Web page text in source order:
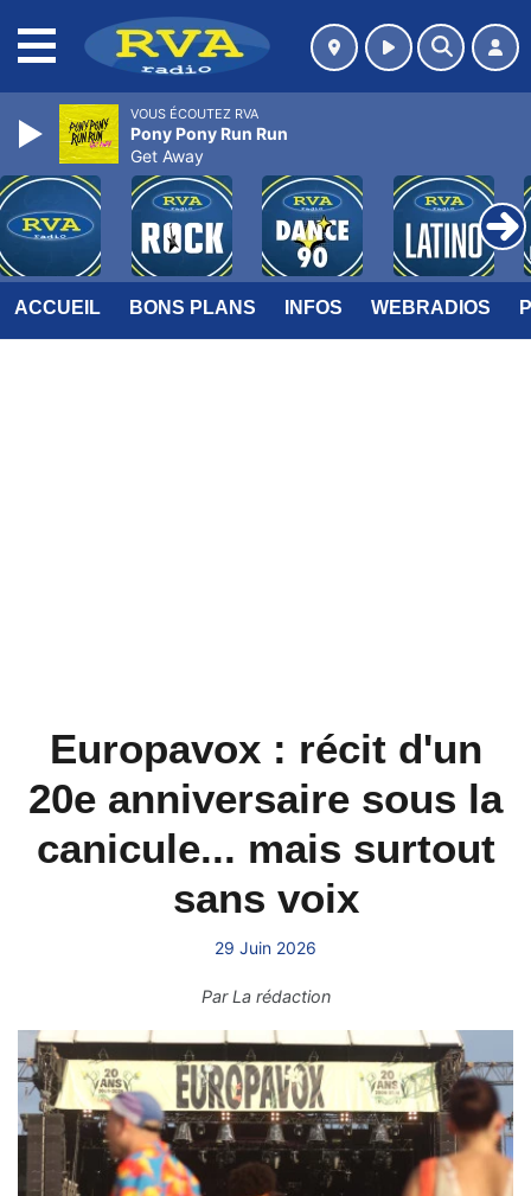
ACCUEIL BONS PLANS INFOS WEBRADIOS
Europavox : récit d'un
20e anniversaire sous la
canicule... mais surtout
sans voix
29 Juin 2026
ParLa rédaction
VOUS ÉCOUTEZ RVA
Pony Pony Run Run
Get Away